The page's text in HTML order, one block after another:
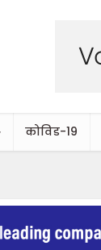
कोविड-19